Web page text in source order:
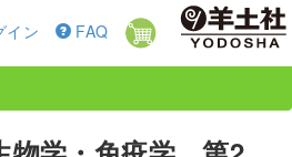
ン FAQ